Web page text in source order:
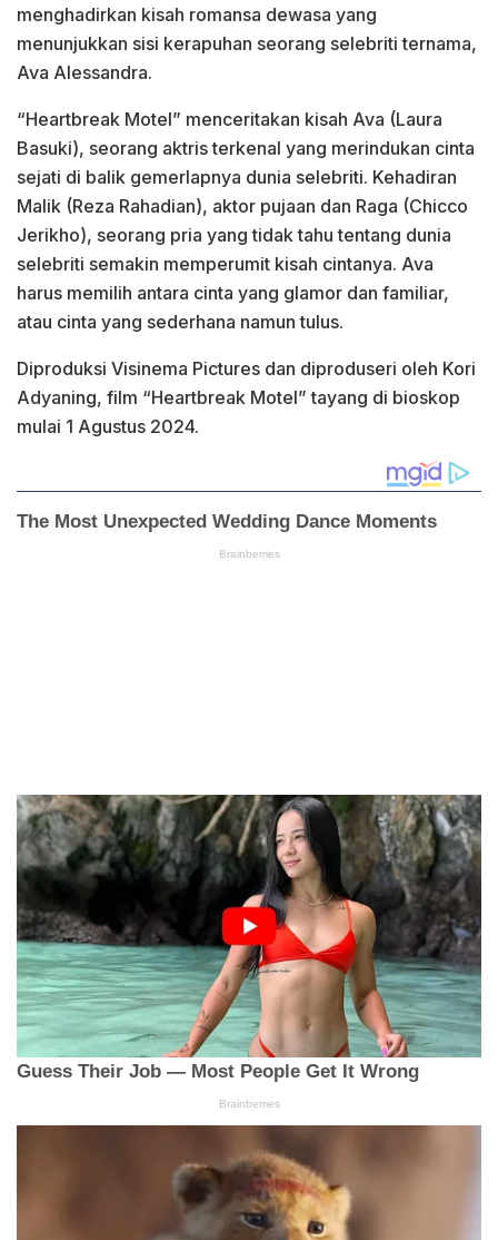
menghadirkan kisah romansa dewasa yang
menunjukkan sisi kerapuhan seorang selebriti ternama,
Ava Alessandra.
“Heartbreak Motel” menceritakan kisah Ava (Laura
Basuki), seorang aktris terkenal yang merindukan cinta
sejati di balik gemerlapnya dunia selebriti. Kehadiran
Malik (Reza Rahadian), aktor pujaan dan Raga (Chicco
Jerikho), seorang pria yang tidak tahu tentang dunia
selebriti semakin memperumit kisah cintanya. Ava
harus memilih antara cinta yang glamor dan familiar,
atau cinta yang sederhana namun tulus.
Diproduksi Visinema Pictures dan diproduseri oleh Kori
Adyaning, film “Heartbreak Motel” tayang di bioskop
mulai 1 Agustus 2024.